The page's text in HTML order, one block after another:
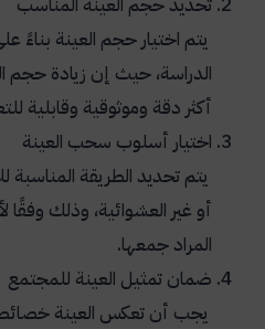
يتم اختيار حجم العينة
الدراسة، حيث إن زيادة حجم
أكثر دقة وموثوقية وقابلية
اختيار أسلوب سحب العينة
يتم تحديد الطريقة المناسبة
أو غير العشوائية، وذلك وفقًا
المراد جمعها.
ضمان تمثيل العينة للمجتمع
يجب أن تعكس العينة